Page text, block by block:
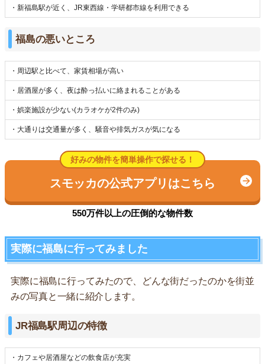
・新福島駅が近く、JR東西線・学研都市線を利用できる
福島の悪いところ
・周辺駅と比べて、家賃相場が高い
・居酒屋が多く、夜は酔っ払いに絡まれることがある
・娯楽施設が少ない(カラオケが2件のみ)
・大通りは交通量が多く、騒音や排気ガスが気になる
好みの物件を簡単操作で探せる！
スモッカの公式アプリはこちら
550万件以上の圧倒的な物件数
実際に福島に行ってみました
実際に福島に行ってみたので、どんな街だったのかを街並
みの写真と一緒に紹介します。
JR福島駅周辺の特徴
・カフェや居酒屋などの飲食店が充実